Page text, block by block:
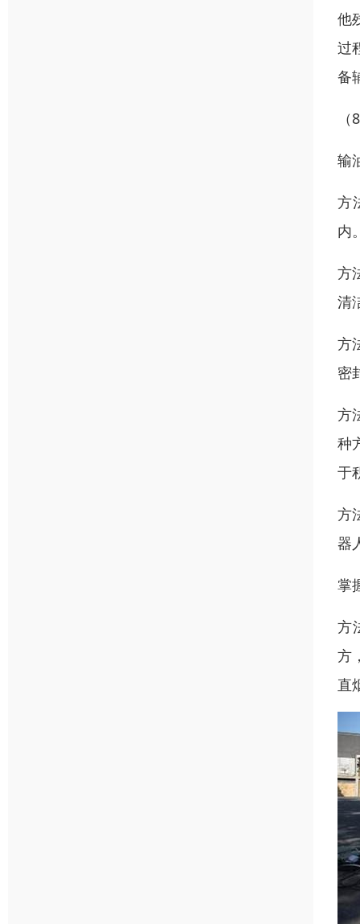
他
过
备
输
方
内
方
清
方
密
方
种
于
方
器
掌
方
方
直